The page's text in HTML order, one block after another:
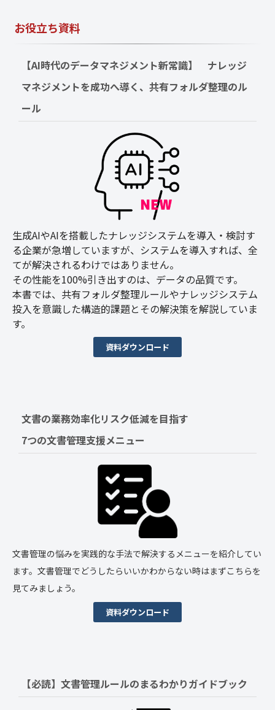
お役立ち資料
【AI時代のデータマネジメント新常識】　ナレッジ
マネジメントを成功へ導く、共有フォルダ整理のル
ール
生成AIやAIを搭載したナレッジシステムを導入・検討す
る企業が急増していますが、システムを導入すれば、全
てが解決されるわけではありません。
その性能を100%引き出すのは、データの品質です。
本書では、共有フォルダ整理ルールやナレッジシステム
投入を意識した構造的課題とその解決策を解説していま
す。
資料ダウンロード
文書の業務効率化リスク低減を目指す
7つの文書管理支援メニュー
文書管理の悩みを実践的な手法で解決するメニューを紹介してい
ます。文書管理でどうしたらいいかわからない時はまずこちらを
見てみましょう。
資料ダウンロード
【必読】文書管理ルールのまるわかりガイドブック